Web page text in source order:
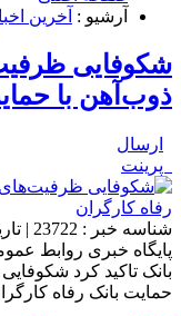
آرشیو : آخرین
شکوفایی
ذوب‌آهن با
ارسال
پرینت
شناسه خبر : 23722 | تاریخ انتشار : 28 ژوئن 2026 - 9:36 |
پایگاه خبری روابط
بانک تاکید کرد
حمایت‌ بانک رفاه